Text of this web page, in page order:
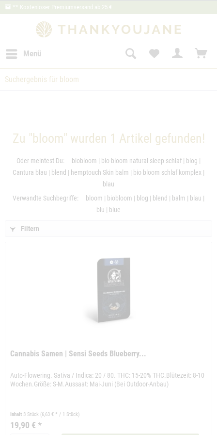
** Kostenloser Premiumversand ab 25 €
Menü
Suchergebnis für bloom
Zu "bloom" wurden 1 Artikel gefunden!
Oder meintest Du: biobloom | bio bloom natural sleep schlaf | blog |
Cantura blau | blend | hemptouch Skin balm | bio bloom schlaf komplex |
blau
Verwandte Suchbegriffe:
bloom | biobloom | blog | blend | balm | blau |
blu | blue
Filtern
Cannabis Samen | Sensi Seeds Blueberry...
Auto-Flowering. Sativa / Indica: 20 / 80. THC: 15-20% THC.Blütezeit: 8-10
Wochen.Größe: S-M.Aussaat: Mai-Juni (Bei Outdoor-Anbau)
Inhalt 3 Stück (6,63 € * / 1 Stück)
19,90 € *